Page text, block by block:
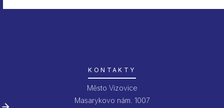
KONTAKTY
Město Vizovice
Masarykovo nám. 1007